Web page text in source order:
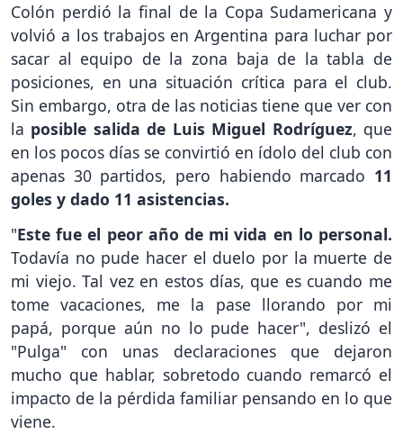
Colón perdió la final de la Copa Sudamericana y
volvió a los trabajos en Argentina para luchar por
sacar al equipo de la zona baja de la tabla de
posiciones, en una situación crítica para el club.
Sin embargo, otra de las noticias tiene que ver con
la posible salida de Luis Miguel Rodríguez, que
en los pocos días se convirtió en ídolo del club con
apenas 30 partidos, pero habiendo marcado 11
goles y dado 11 asistencias.
"Este fue el peor año de mi vida en lo personal.
Todavía no pude hacer el duelo por la muerte de
mi viejo. Tal vez en estos días, que es cuando me
tome vacaciones, me la pase llorando por mi
papá, porque aún no lo pude hacer", deslizó el
"Pulga" con unas declaraciones que dejaron
mucho que hablar, sobretodo cuando remarcó el
impacto de la pérdida familiar pensando en lo que
viene.